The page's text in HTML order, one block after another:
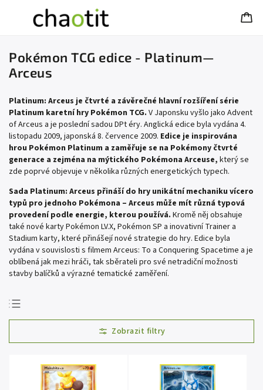
Pokémon TCG edice - Platinum—
Arceus
Platinum: Arceus je čtvrté a závěrečné hlavní rozšíření série
Platinum karetní hry Pokémon TCG. V Japonsku vyšlo jako Advent
of Arceus a je poslední sadou DPt éry. Anglická edice byla vydána 4.
listopadu 2009, japonská 8. července 2009. Edice je inspirována
hrou Pokémon Platinum a zaměřuje se na Pokémony čtvrté
generace a zejména na mýtického Pokémona Arceuse, který se
zde poprvé objevuje v několika různých energetických typech.
Sada Platinum: Arceus přináší do hry unikátní mechaniku vícero
typů pro jednoho Pokémona – Arceus může mít různá typová
provedení podle energie, kterou používá. Kromě něj obsahuje
také nové karty Pokémon LV.X, Pokémon SP a inovativní Trainer a
Stadium karty, které přinášejí nové strategie do hry. Edice byla
vydána v souvislosti s filmem Arceus: To a Conquering Spacetime a je
oblíbená jak mezi hráči, tak sběrateli pro své netradiční možnosti
stavby balíčků a výrazné tematické zaměření.
Doporučujeme
Nejlevnější
Nejprodávanější